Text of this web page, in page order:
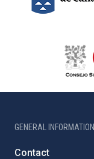
GENERAL INFORMATION
Contact